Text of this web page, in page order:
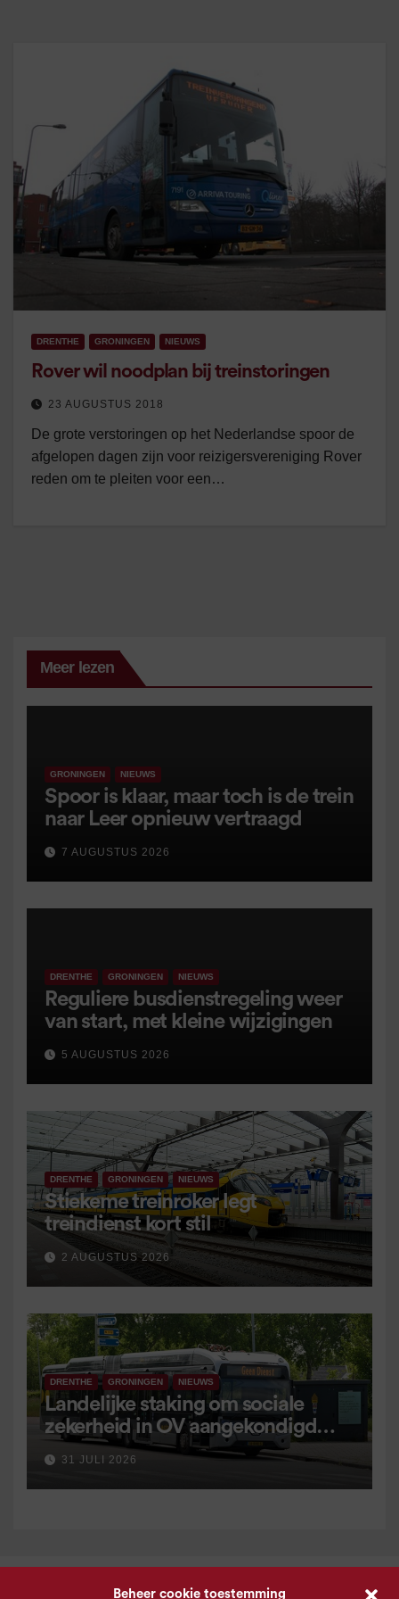
Beheer cookie toestemming
DRENTHE GRONINGEN NIEUWS
Rover wil noodplan bij treinstoringen
23 AUGUSTUS 2018
De grote verstoringen op het Nederlandse spoor de
afgelopen dagen zijn voor reizigersvereniging Rover
reden om te pleiten voor een…
Meer lezen
GRONINGEN NIEUWS
Spoor is klaar, maar toch is de trein
naar Leer opnieuw vertraagd
7 AUGUSTUS 2026
DRENTHE GRONINGEN NIEUWS
Reguliere busdienstregeling weer
van start, met kleine wijzigingen
5 AUGUSTUS 2026
DRENTHE GRONINGEN NIEUWS
Stiekeme treinroker legt
treindienst kort stil
2 AUGUSTUS 2026
DRENTHE GRONINGEN NIEUWS
Landelijke staking om sociale
zekerheid in OV aangekondigd
voor 9 september
31 JULI 2026